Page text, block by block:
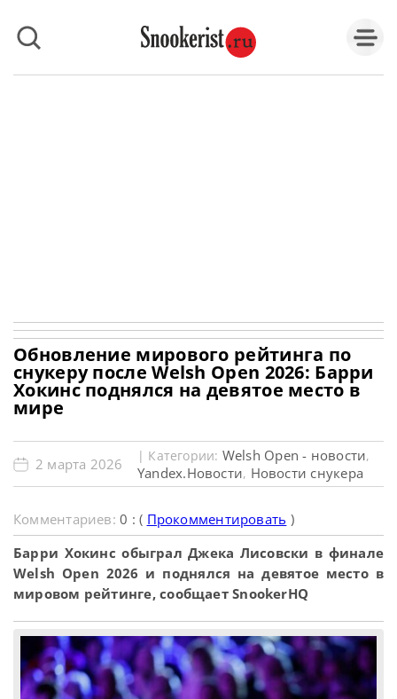
Обновление мирового рейтинга по
снукеру после Welsh Open 2026: Барри
Хокинс поднялся на девятое место в
мире
2 марта 2026 | Категории: Welsh Open - новости,
Yandex.Новости, Новости снукера
Комментариев:0 : ( Прокомментировать )
Барри Хокинс обыграл Джека Лисовски в финале
Welsh Open 2026 и поднялся на девятое место в
мировом рейтинге, сообщает SnookerHQ